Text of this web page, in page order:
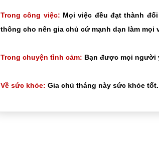
Trong công việc: Mọi việc đều đạt thành
thông cho nên gia chủ cứ mạnh dạn làm mọi
Trong chuyện tình cảm: Bạn được mọi người
Về sức khỏe: Gia chủ tháng này sức khỏe tốt.